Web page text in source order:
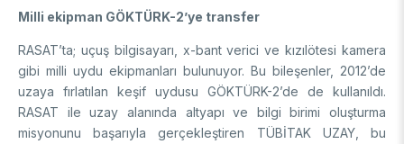
Enstitüsü
Ulusal Metroloji Enstitüsü (UME)
Uzay Teknolojileri Araştırma Enstitüsü (UZAY)
Kutup Araştırmaları Enstitüsü (KARE)
Video Arşivi
Fotoğraf Arşivi
KVKK Aydınlatma metni
Milli ekipman GÖKTÜRK-2’ye transfer
RASAT’ta; uçuş bilgisayarı, x-bant verici ve kızılötesi kamera
gibi milli uydu ekipmanları bulunuyor. Bu bileşenler, 2012’de
uzaya fırlatılan keşif uydusu GÖKTÜRK-2’de de kullanıldı.
RASAT ile uzay alanında altyapı ve bilgi birimi oluşturma
misyonunu başarıyla gerçekleştiren TÜBİTAK UZAY, bu